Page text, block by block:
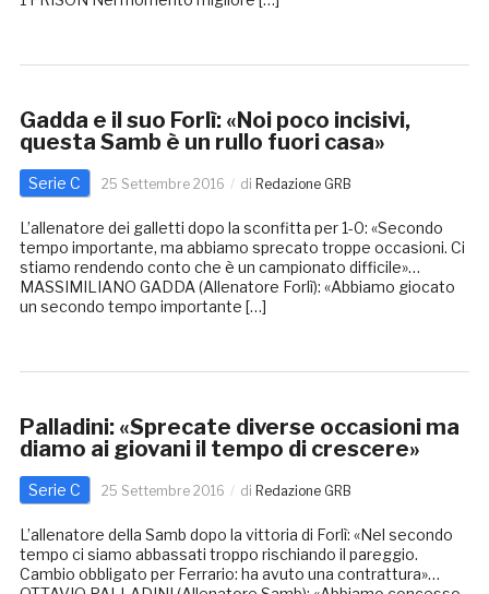
Gadda e il suo Forlì: «Noi poco incisivi,
questa Samb è un rullo fuori casa»
Serie C 25 Settembre 2016 di Redazione GRB
L’allenatore dei galletti dopo la sconfitta per 1-0: «Secondo
tempo importante, ma abbiamo sprecato troppe occasioni. Ci
stiamo rendendo conto che è un campionato difficile»…
MASSIMILIANO GADDA (Allenatore Forlì): «Abbiamo giocato
un secondo tempo importante […]
Palladini: «Sprecate diverse occasioni ma
diamo ai giovani il tempo di crescere»
Serie C 25 Settembre 2016 di Redazione GRB
L’allenatore della Samb dopo la vittoria di Forlì: «Nel secondo
tempo ci siamo abbassati troppo rischiando il pareggio.
Cambio obbligato per Ferrario: ha avuto una contrattura»…